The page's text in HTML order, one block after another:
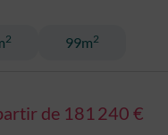
2 99m2
de 181 240 €